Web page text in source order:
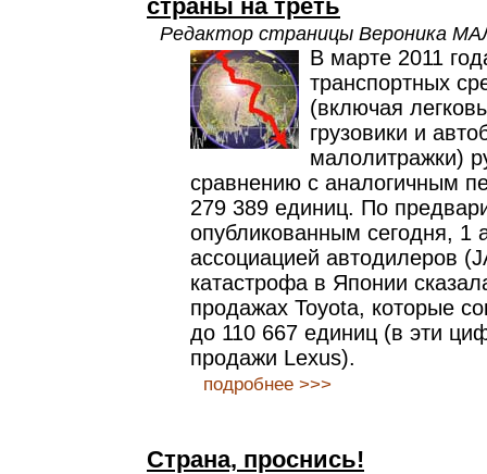
страны на треть
Редактор страницы Вероника
В марте 2011
транспортных
(включая
грузовики и
малолитражки)
сравнению с аналогичным
279 389 единиц. По
опубликованным сегодня, 1
ассоциацией автодилеров
катастрофа в Японии
продажах Toyota, которые
до 110 667 единиц (в эти
продажи Lexus).
подробнее >>>
Страна, проснись!